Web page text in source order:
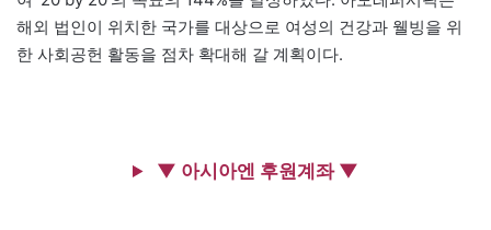
해외 법인이 위치한 국가를 대상으로 여성의 건강과 웰빙을 위
한 사회공헌 활동을 점차 확대해 갈 계획이다.
▼ 아시아엔 후원계좌 ▼